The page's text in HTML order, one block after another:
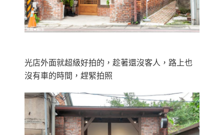
光店外面就超級好拍的，趁著還沒客人，路上也
沒有車的時間，趕緊拍照